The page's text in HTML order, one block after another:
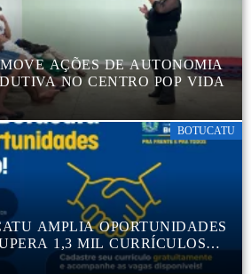
AÇÕES DE AUTONOMIA
NO CENTRO POP VIDA
BOTUCATU
AMPLIA OPORTUNIDADES
1,3 MIL CURRÍCULOS